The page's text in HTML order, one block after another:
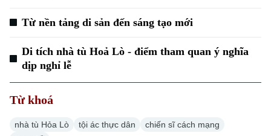
Chuyên mục
Thời sự
Chính trị
Hà Nội
Từ nền tảng di sản đến sáng tạo mới
Di tích nhà tù Hoả Lò - điểm tham quan ý nghĩa
dịp nghỉ lễ
Từ khoá
nhà tù Hỏa Lò tội ác thực dân
chiến sĩ cách mạng